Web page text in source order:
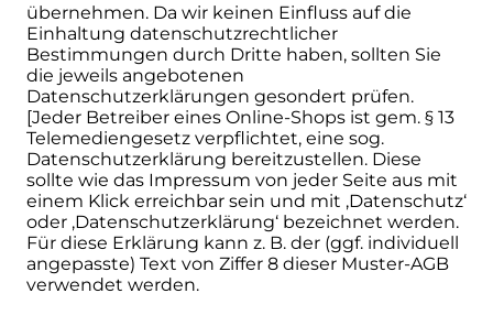
übernehmen. Da wir keinen Einfluss auf die
Einhaltung datenschutzrechtlicher
Bestimmungen durch Dritte haben, sollten Sie
die jeweils angebotenen
Datenschutzerklärungen gesondert prüfen.
[Jeder Betreiber eines Online-Shops ist gem. § 13
Telemediengesetz verpflichtet, eine sog.
Datenschutzerklärung bereitzustellen. Diese
sollte wie das Impressum von jeder Seite aus mit
einem Klick erreichbar sein und mit ‚Datenschutz‘
oder ‚Datenschutzerklärung‘ bezeichnet werden.
Für diese Erklärung kann z. B. der (ggf. individuell
angepasste) Text von Ziffer 8 dieser Muster-AGB
verwendet werden.